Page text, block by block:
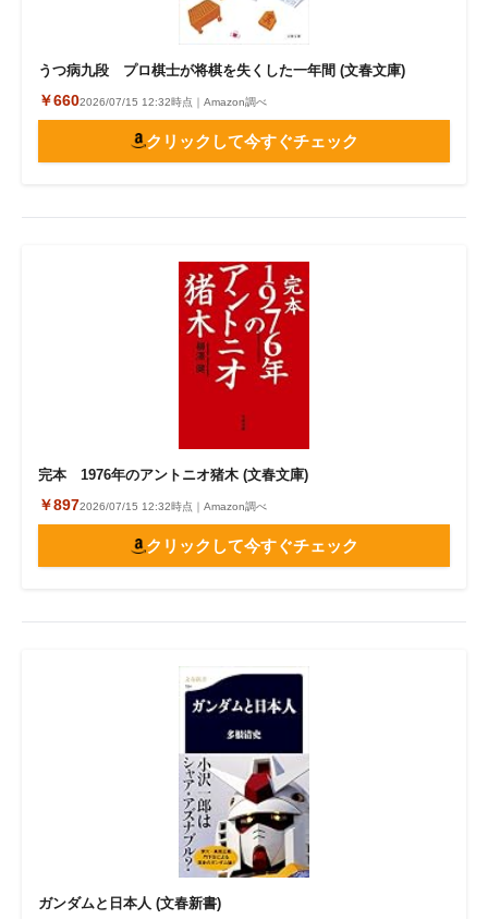
うつ病九段 プロ棋士が将棋を失くした一年間 (文春文庫)
￥6602026/07/15 12:32時点｜Amazon調べ
クリックして今すぐチェック
完本 1976年のアントニオ猪木 (文春文庫)
￥8972026/07/15 12:32時点｜Amazon調べ
クリックして今すぐチェック
ガンダムと日本人 (文春新書)